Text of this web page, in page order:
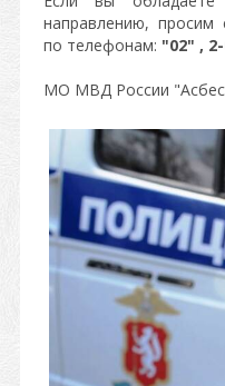
направлению,
по телефонам: "02" ,
МО МВД России